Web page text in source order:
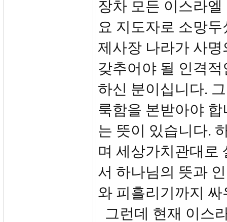
장차 모든 이스라
요 지도자로 소망
제사장 나라가 사
갖추어야 될 인격
하신 분이십니다.
룩함을 본받아야
는 뜻이 있습니다.
며 세상가치관대로
서 하나님의 뜻과
와 피흘리기까지
그런데 현재 이스